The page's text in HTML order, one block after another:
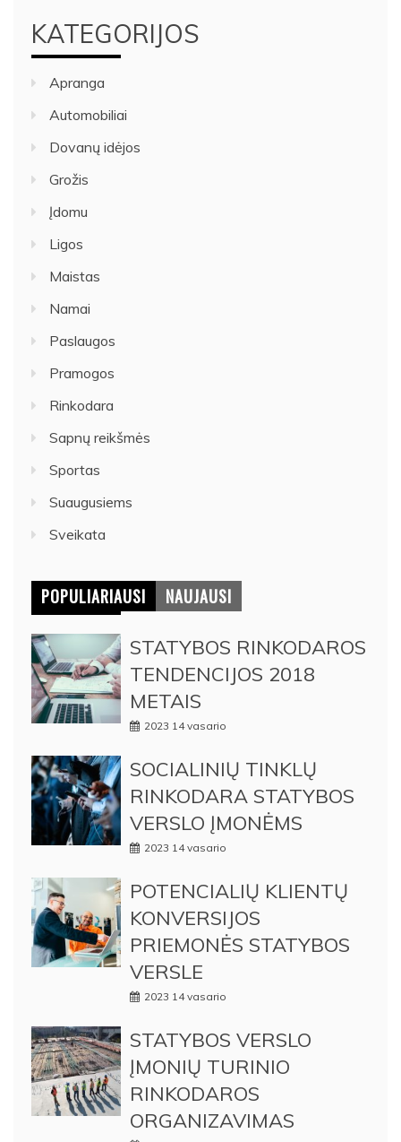
KATEGORIJOS
Apranga
Automobiliai
Dovanų idėjos
Grožis
Įdomu
Ligos
Maistas
Namai
Paslaugos
Pramogos
Rinkodara
Sapnų reikšmės
Sportas
Suaugusiems
Sveikata
POPULIARIAUSI NAUJAUSI
STATYBOS RINKODAROS
TENDENCIJOS 2018
METAIS
2023 14 vasario
SOCIALINIŲ TINKLŲ
RINKODARA STATYBOS
VERSLO ĮMONĖMS
2023 14 vasario
POTENCIALIŲ KLIENTŲ
KONVERSIJOS
PRIEMONĖS STATYBOS
VERSLE
2023 14 vasario
STATYBOS VERSLO
ĮMONIŲ TURINIO
RINKODAROS
ORGANIZAVIMAS